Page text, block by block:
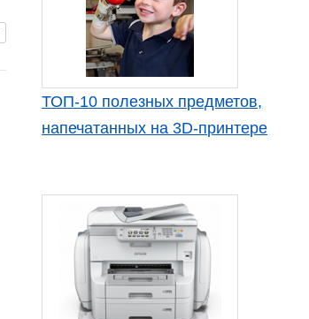
ТОП-10 полезных предметов,
напечатанных на 3D-принтере